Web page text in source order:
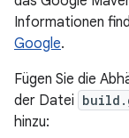
Informationen
Google.
Fügen Sie die
der Datei
hinzu: